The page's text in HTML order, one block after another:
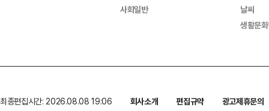
사회일반
날씨
생활문
최종편집시간: 2026.08.08 19:06 회사소개 편집규약
광고제휴문의